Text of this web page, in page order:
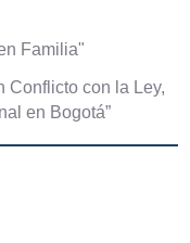
Familia"
Conflicto con la Ley,
en Bogotá”